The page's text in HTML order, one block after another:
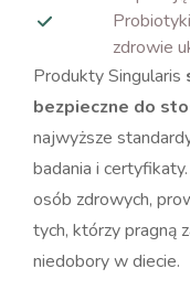
zdrowie
Produkty Singularis
bezpieczne do
najwyższe
badania i
osób zdrowych,
tych, którzy pragną
niedobory w diecie.